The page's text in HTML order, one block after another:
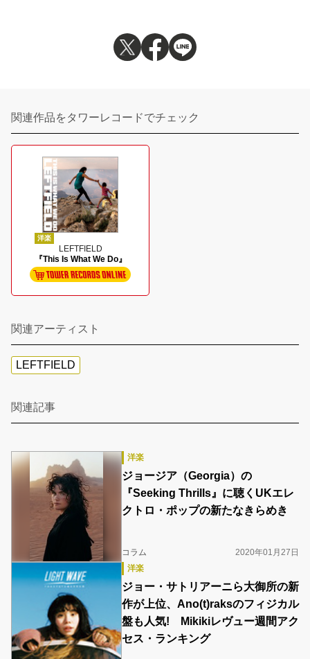
関連作品をタワーレコードでチェック
洋楽
LEFTFIELD
『This Is What We Do』
関連アーティスト
LEFTFIELD
関連記事
洋楽
ジョージア（Georgia）の
『Seeking Thrills』に聴くUKエレ
クトロ・ポップの新たなきらめき
コラム
2020年01月27日
洋楽
ジョー・サトリアーニら大御所の新
作が上位、Ano(t)raksのフィジカル
盤も人気! Mikikiレヴュー週間アク
セス・ランキング